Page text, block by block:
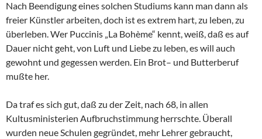
Nach Beendigung eines solchen Studiums kann man dann als
freier Künstler arbeiten, doch ist es extrem hart, zu leben, zu
überleben. Wer Puccinis „La Bohème“ kennt, weiß, daß es auf
Dauer nicht geht, von Luft und Liebe zu leben, es will auch
gewohnt und gegessen werden. Ein Brot– und Butterberuf
mußte her.
Da traf es sich gut, daß zu der Zeit, nach 68, in allen
Kultusministerien Aufbruchstimmung herrschte. Überall
wurden neue Schulen gegründet, mehr Lehrer gebraucht,